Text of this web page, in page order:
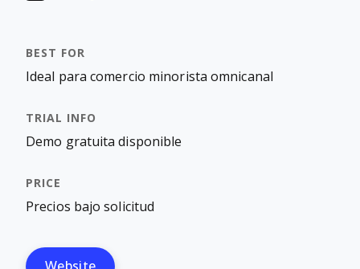
Ideal para comercio minorista omnicanal
Demo gratuita disponible
Precios bajo solicitud
Website